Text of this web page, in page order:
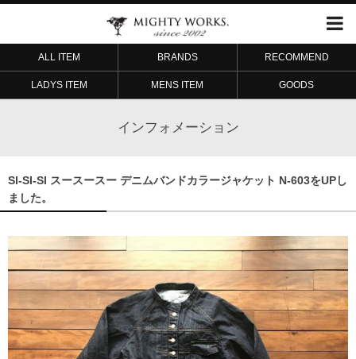
ALL ITEM BRANDS RECOMMEND
LADYS ITEM MENS ITEM GOODS
インフォメーション
SI-SI-SI スースースー デニムバンドカラージャケット N-603をUPし
ました。